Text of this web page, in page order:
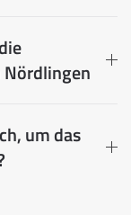
Nördlingen
um das